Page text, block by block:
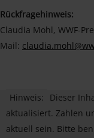
Rückfragehinweis:
Claudia Mohl, WWF-
Mail:
Hinweis:
Dieser
aktualisiert. Zahlen
aktuell sein. Bitte